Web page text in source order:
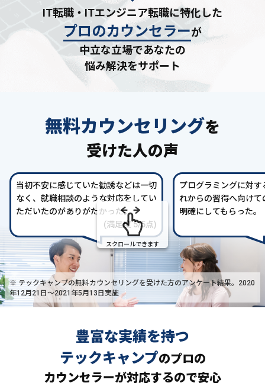
IT転職・ITエンジニア転職に特化した
プロのカウンセラーが
中立な立場であなたの
悩み解決をサポート
無料カウンセリングを
受けた人の声
当初不安に感じていた勧誘などは一切
なく、就職相談のような対応をしてい
ただいたのがありがたかった。
(満足度 5/5点)
プログラミングに対
れからの習得へ向け
明確にしてもらった。
スクロールできます
※ テックキャンプの無料カウンセリングを受けた方のアンケート結果。2020
年12月21日〜2021年5月13日実施
豊富な実績を持つ
テックキャンプのプロの
カウンセラーが対応するので安心